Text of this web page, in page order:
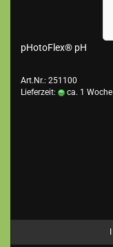
pHotoFlex® pH
Art.Nr.: 251100
Lieferzeit:
ca. 1 Woche